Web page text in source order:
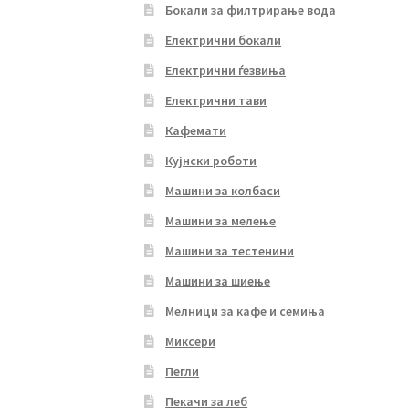
Бокали за филтрирање вода
Електрични бокали
Електрични ѓезвиња
Електрични тави
Кафемати
Кујнски роботи
Машини за колбаси
Машини за мелење
Машини за тестенини
Машини за шиење
Мелници за кафе и семиња
Миксери
Пегли
Пекачи за леб